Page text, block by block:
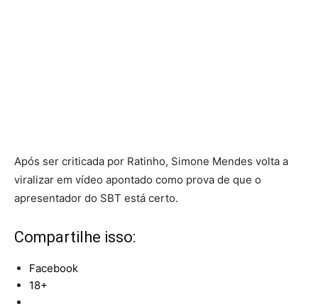
Após ser criticada por Ratinho, Simone Mendes volta a
viralizar em vídeo apontado como prova de que o
apresentador do SBT está certo.
Compartilhe isso:
Facebook
18+